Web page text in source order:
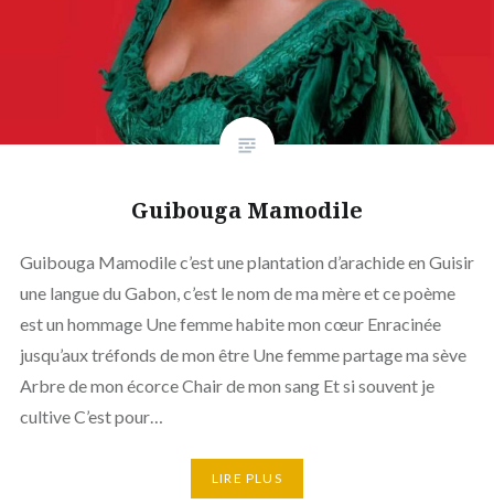
Guibouga Mamodile
Guibouga Mamodile c’est une plantation d’arachide en Guisir
une langue du Gabon, c’est le nom de ma mère et ce poème
est un hommage Une femme habite mon cœur Enracinée
jusqu’aux tréfonds de mon être Une femme partage ma sève
Arbre de mon écorce Chair de mon sang Et si souvent je
cultive C’est pour…
LIRE PLUS